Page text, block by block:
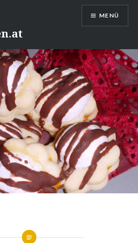
MENÜ